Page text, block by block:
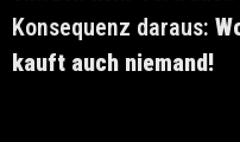
Konsequenz daraus:
kauft auch niemand!